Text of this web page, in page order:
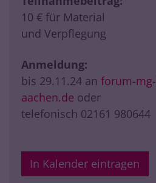
10 € für Material
und Verpflegung
Anmeldung:
bis 29.11.24 an forum-
aachen.de oder
telefonisch 02161 980644
In Kalender eintragen